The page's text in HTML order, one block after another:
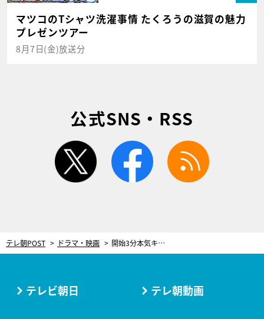
マツコのTシャツ洗濯事情 たくろうの滋賀の魅力
プレゼンツアー
8月7日(金)放送分
公式SNS・RSS
twitter facebook
テレ朝POST ドラマ・映画 開始3分本気キス！“10歳下幼なじみ”の猛アプローチに赤面不可避!?＜ムサシノ輪舞曲＞
テレビ朝日 テレ朝動画